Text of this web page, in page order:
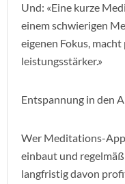
Und: «Eine kurze
einem schwierigen
eigenen Fokus,
leistungsstärker.»
Entspannung in den
Wer Meditations-
einbaut und
langfristig davon